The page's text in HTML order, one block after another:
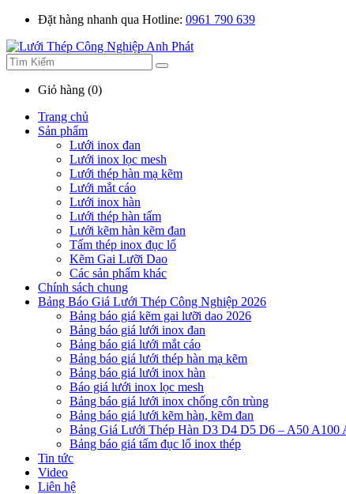
Đặt hàng nhanh qua Hotline: 0961 790 639
Giỏ hàng (0)
Trang chủ
Sản phẩm
Lưới inox đan
Lưới inox lọc mesh
Lưới thép hàn mạ kẽm
Lưới mắt cáo
Lưới inox hàn
Lưới thép hàn tấm
Lưới kẽm hàn kẽm đan
Tấm thép inox đục lổ
Kẽm Gai Lưỡi Dao
Các sản phẩm khác
Chính sách chung
Bảng Báo Giá Lưới Thép Công Nghiệp 2026
Bảng báo giá kẽm gai lưỡi dao 2026
Bảng báo giá lưới inox đan
Bảng báo giá lưới mắt cáo
Bảng báo giá lưới thép hàn mạ kẽm
Bảng báo giá lưới inox hàn
Báo giá lưới inox lọc mesh
Bảng báo giá lưới inox chống côn trùng
Bảng báo giá lưới kẽm hàn, kẽm đan
Bảng Giá Lưới Thép Hàn D3 D4 D5 D6 – A50 A100
Bảng báo giá tấm đục lổ inox thép
Tin tức
Video
Liên hệ